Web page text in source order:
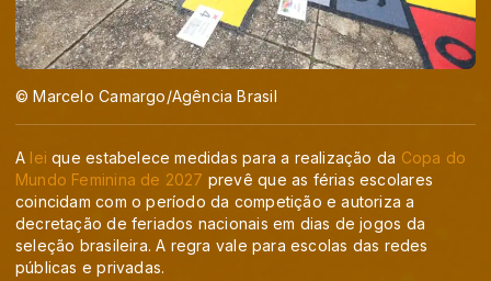
© Marcelo Camargo/Agência Brasil
A lei que estabelece medidas para a realização da Copa do
Mundo Feminina de 2027 prevê que as férias escolares
coincidam com o período da competição e autoriza a
decretação de feriados nacionais em dias de jogos da
seleção brasileira. A regra vale para escolas das redes
públicas e privadas.